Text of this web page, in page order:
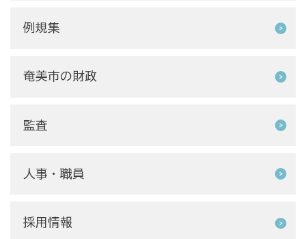
例規集
奄美市の財政
監査
人事・職員
採用情報